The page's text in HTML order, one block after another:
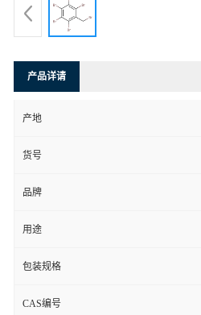
产品详请
产地
货号
品牌
用途
包装规格
CAS编号